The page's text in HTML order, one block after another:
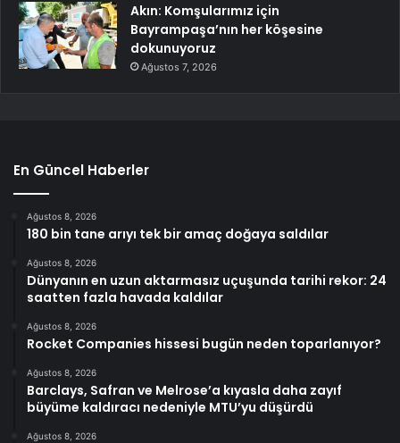
Akın: Komşularımız için
Bayrampaşa’nın her köşesine
dokunuyoruz
Ağustos 7, 2026
En Güncel Haberler
Ağustos 8, 2026
180 bin tane arıyı tek bir amaç doğaya saldılar
Ağustos 8, 2026
Dünyanın en uzun aktarmasız uçuşunda tarihi rekor: 24
saatten fazla havada kaldılar
Ağustos 8, 2026
Rocket Companies hissesi bugün neden toparlanıyor?
Ağustos 8, 2026
Barclays, Safran ve Melrose’a kıyasla daha zayıf
büyüme kaldıracı nedeniyle MTU’yu düşürdü
Ağustos 8, 2026